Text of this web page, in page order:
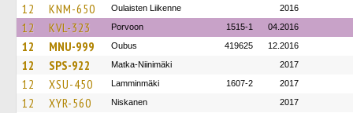
12 KNM-650 Oulaisten Liikenne 2016
12 KVL-323 Porvoon 1515-1 04.2016
12 MNU-999 Oubus 419625 12.2016
12 SPS-922 Matka-Niinimäki 2017
12 XSU-450 Lamminmäki 1607-2 2017
12 XYR-560 Niskanen 2017